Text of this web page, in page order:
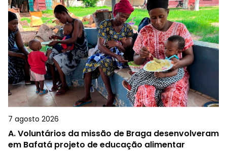
7 agosto 2026
A.Voluntários da missão de Braga desenvolveram
em Bafatá projeto de educação alimentar